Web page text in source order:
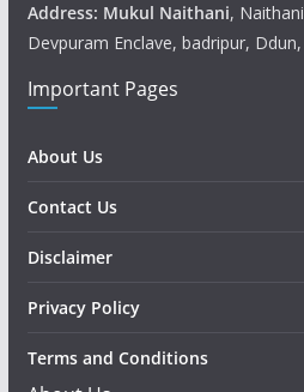
Address: Mukul Naithani,
Devpuram Enclave, badripur,
Important Pages
About Us
Contact Us
Disclaimer
Privacy Policy
Terms and Conditions